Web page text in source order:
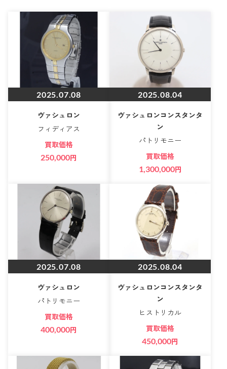
2025.07.08
ヴァシュロン
フィディアス
買取価格
250,000円
2025.08.04
ヴァシュロンコンスタンタ
ン
パトリモニー
買取価格
1,300,000円
2025.07.08
ヴァシュロン
パトリモニー
買取価格
400,000円
2025.08.04
ヴァシュロンコンスタンタ
ン
ヒストリカル
買取価格
450,000円